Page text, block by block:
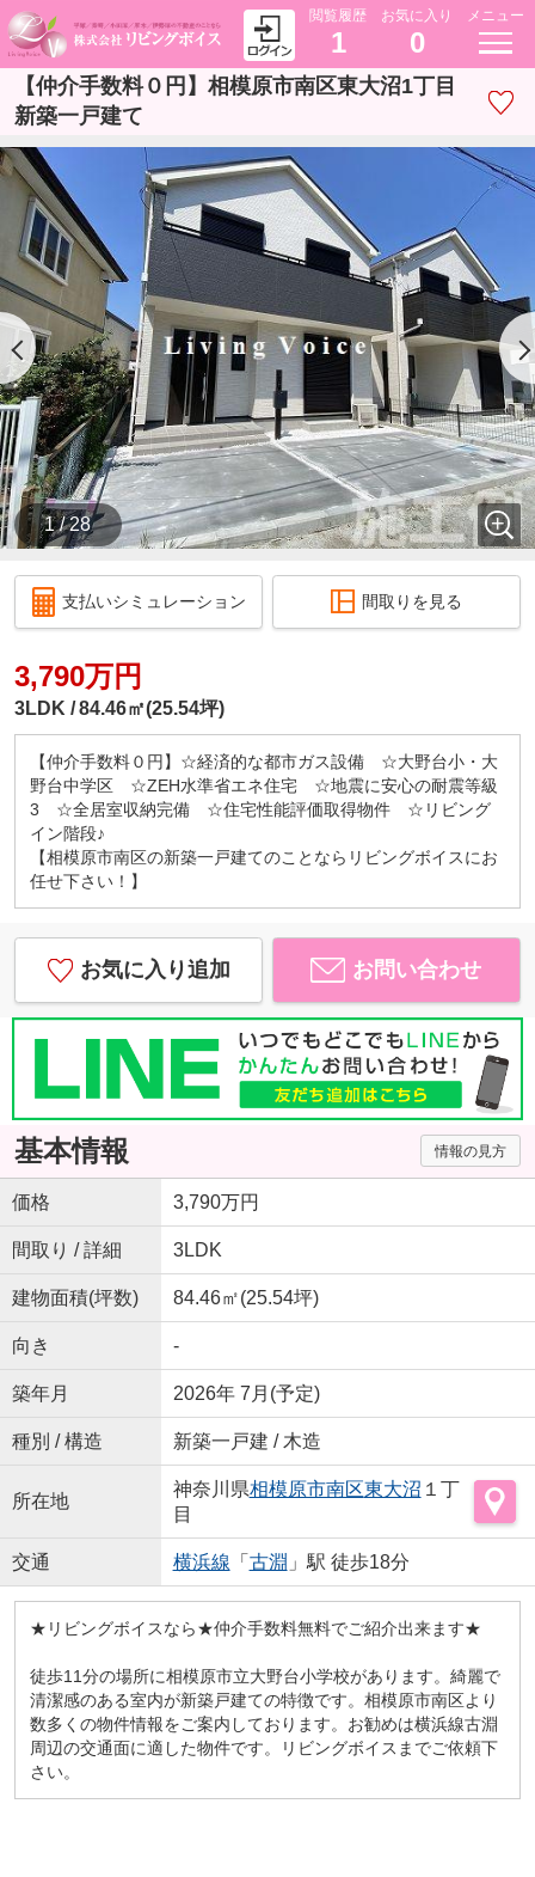
閲覧履歴
1
お気に入り
0
メニュー
【仲介手数料０円】相模原市南区東大沼1丁目
新築一戸建て
1 / 28
支払いシミュレーション 間取りを見る
3,790万円
3LDK 84.46㎡(25.54坪)
【仲介手数料０円】☆経済的な都市ガス設備 ☆大野台小・大
野台中学区 ☆ZEH水準省エネ住宅 ☆地震に安心の耐震等級
3 ☆全居室収納完備 ☆住宅性能評価取得物件 ☆リビング
イン階段♪
【相模原市南区の新築一戸建てのことならリビングボイスにお
任せ下さい！】
お気に入り追加 お問い合わせ
基本情報 情報の見方
価格 3,790万円
間取り / 詳細 3LDK
建物面積(坪数) 84.46㎡(25.54坪)
向き -
築年月 2026年 7月(予定)
種別 / 構造 新築一戸建 / 木造
所在地
神奈川県相模原市南区東大沼 １丁
目
交通 横浜線 「 古淵 」駅 徒歩18分
★リビングボイスなら★仲介手数料無料でご紹介出来ます★
徒歩11分の場所に相模原市立大野台小学校があります。綺麗で
清潔感のある室内が新築戸建ての特徴です。相模原市南区より
数多くの物件情報をご案内しております。お勧めは横浜線古淵
周辺の交通面に適した物件です。リビングボイスまでご依頼下
さい。